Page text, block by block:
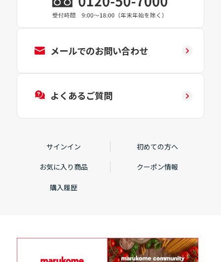
メールでのお問い合わせ
よくあるご質問
サインイン 初めての方へ
お気に入り商品 クーポン情報
購入履歴